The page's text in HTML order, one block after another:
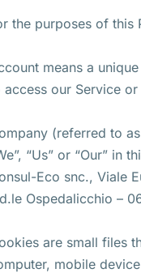
the purposes of this
means a
access our Service
(referred to
“Us” or “Our” in
Eco snc., Viale
Ospedalicchio –
are small files
mobile